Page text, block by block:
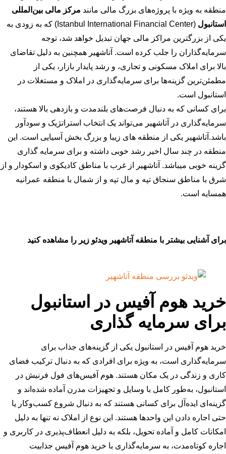
منطقه به ویژه با پروژه‌های بزرگ مالی مانند مرکز مالی بین‌المللی
استانبول
(Istanbul International Financial Center) که به زودی به
یکی از بزرگترین مراکز مالی جهان تبدیل خواهد شد، توجه
سرمایه‌گذاران را جلب کرده است. آتاشهیر همچنین به دلیل تقاضای
بالا برای املاک مسکونی و تجاری، و رشد پایدار بازار، یکی از
مطمئن‌ترین گزینه‌ها برای سرمایه‌گذاری در املاک و مستغلات در
استانبول است.
برای کسانی که به دنبال فرصت‌های بلندمدت و بازدهی بالا هستند،
سرمایه‌گذاری در آتاشهیر می‌تواند یک انتخاب استراتژیک و سودآور
باشد.آتاشهیر یکی از منطقه های زیبا و بزرگ بخش آسیایی است. این
منطقه در چند سال اخیر رشد خوبی داشته و برای سرمایه گذاری
گزینه خوبی میباشد. آتاشهیر از غرب با مناطق کادیکوی و اسکودار و از
شرق با مناطق سنجاق تپه و مال تپه و از شمال با منطقه عمرانیه
همسایه است.
برای آشنایی بیشتر با منطقه آتاشهیر ویدئو زیر را مشاهده کنید
خرید هوم آفیس در استانبول
برای سرمایه گذاری
خرید هوم آفیس در استانبول یکی از گزینه‌های جذاب برای
سرمایه‌گذاری است، به ویژه برای افرادی که به دنبال ترکیب فضای
کاری و زندگی در یک مکان هستند. هوم آفیس‌های فول فرنیش در
استانبول، به‌طور کامل با وسایل و تجهیزات مدرن آماده شده‌اند و
گزینه‌ای ایده‌آل برای کسانی هستند که به دنبال شروع کسب‌وکار یا
حتی اجاره دادن این واحدها هستند. این نوع از املاک نه تنها به دلیل
امکانات کامل و آماده تحویل، بلکه به دلیل انعطاف‌پذیری در کاربری و
اجاره کوتاه‌مدت، به سرمایه‌گذاری با خرید هوم آفیس جذابیت